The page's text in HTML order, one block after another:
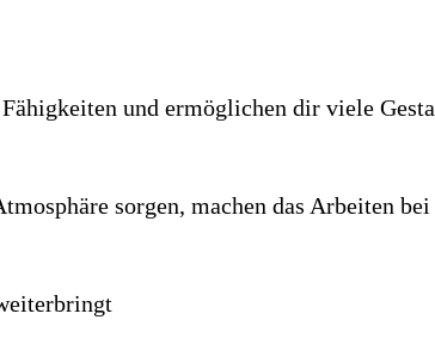
und ermöglichen dir viele
sorgen, machen das Arbeiten